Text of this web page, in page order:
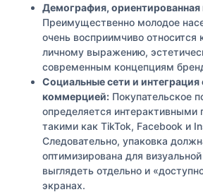
Демография,
Преимущественно молодое
очень восприимчиво относится
личному выражению,
современным концепциям
Социальные сети и интеграция
коммерцией: Покупательское
определяется интерактивными
такими как TikTok, Facebook и
Следовательно, упаковка
оптимизирована для
выглядеть отдельно и
экранах.